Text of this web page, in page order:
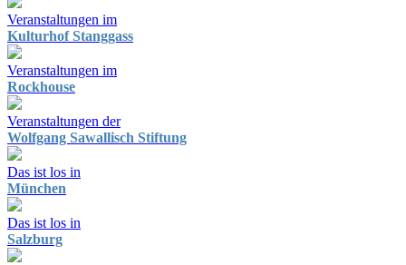
Veranstaltungen im
Kulturhof Stanggass
Veranstaltungen im
Rockhouse
Veranstaltungen der
Wolfgang Sawallisch Stiftung
Das ist los in
München
Das ist los in
Salzburg